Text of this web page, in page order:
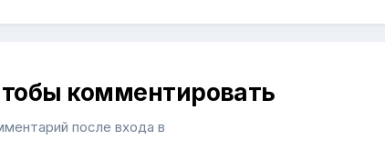
комментировать
после входа в